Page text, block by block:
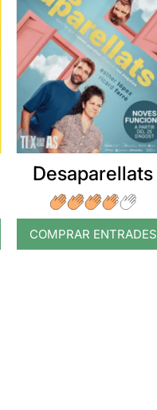
Desaparellats
COMPRAR ENTRADES